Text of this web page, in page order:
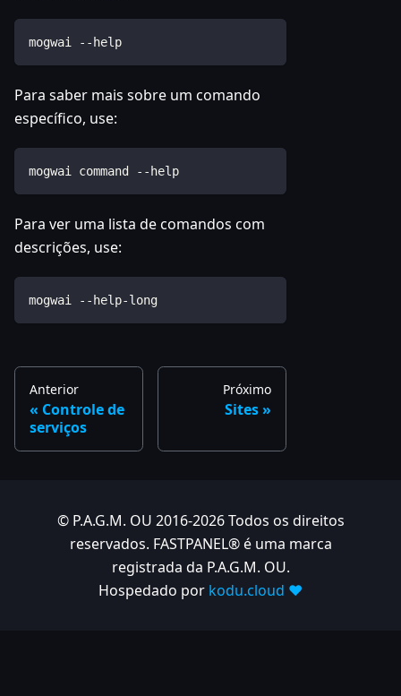
mogwai --help
Para saber mais sobre um comando
específico, use:
mogwai command --help
Para ver uma lista de comandos com
descrições, use:
mogwai --help-long
Anterior
Controle de
serviços
Próximo
Sites
© P.A.G.M. OU 2016-2026 Todos os direitos
reservados. FASTPANEL® é uma marca
registrada da P.A.G.M. OU.
Hospedado por kodu.cloud ❤️